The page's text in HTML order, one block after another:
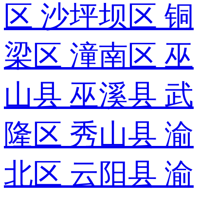
区 沙坪坝区 铜
梁区 潼南区 巫
山县 巫溪县 武
隆区 秀山县 渝
北区 云阳县 渝